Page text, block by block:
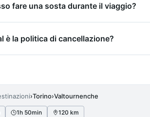
e adatti al trasporto bagagli.
fare una sosta durante il viaggio?
o contattandoci
è la politica di cancellazione?
›Torino›Valtournenche
1h 50min 120 km